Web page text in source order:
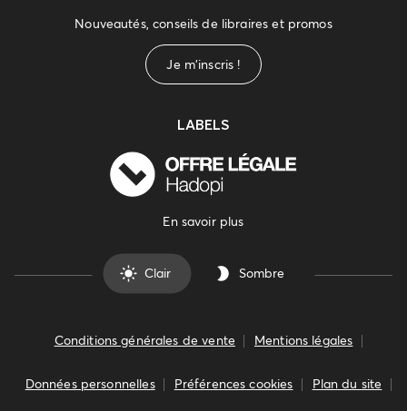
Nouveautés, conseils de libraires et promos
Je m'inscris !
LABELS
En savoir plus
Clair Sombre
Conditions générales de vente Mentions légales
Données personnelles Préférences cookies Plan du site